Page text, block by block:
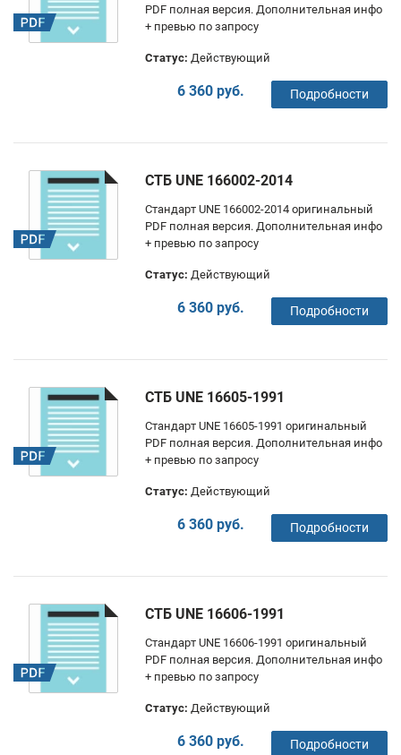
PDF полная версия. Дополнительная инфо
+ превью по запросу
Статус: Действующий
6 360 руб. Подробности
СТБ UNE 166002-2014
Стандарт UNE 166002-2014 оригинальный
PDF полная версия. Дополнительная инфо
+ превью по запросу
Статус: Действующий
6 360 руб. Подробности
СТБ UNE 16605-1991
Стандарт UNE 16605-1991 оригинальный
PDF полная версия. Дополнительная инфо
+ превью по запросу
Статус: Действующий
6 360 руб. Подробности
СТБ UNE 16606-1991
Стандарт UNE 16606-1991 оригинальный
PDF полная версия. Дополнительная инфо
+ превью по запросу
Статус: Действующий
6 360 руб. Подробности